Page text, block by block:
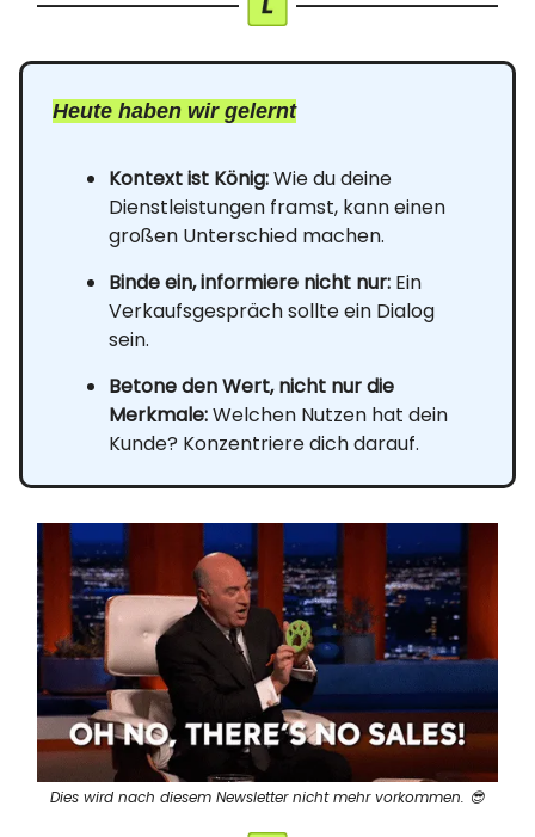
Heute haben wir gelernt
Kontext ist König:Wie du deine
Dienstleistungen framst, kann einen
großen Unterschied machen.
Binde ein, informiere nicht nur: Ein
Verkaufsgespräch sollte ein Dialog
sein.
Betone den Wert, nicht nur die
Merkmale:Welchen Nutzen hat dein
Kunde? Konzentriere dich darauf.
Dies wird nach diesem Newsletter nicht mehr vorkommen. 😎